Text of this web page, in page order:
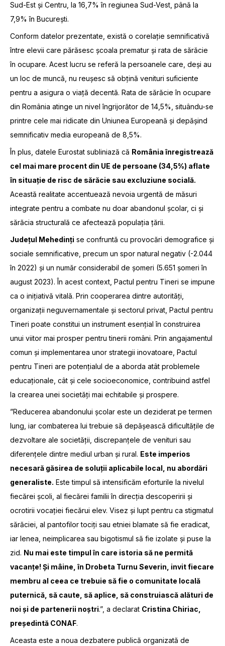
Sud-Est și Centru, la 16,7% în regiunea Sud-Vest, până la
7,9% în București.
Conform datelor prezentate, există o corelație semnificativă
între elevii care părăsesc școala prematur și rata de sărăcie
în ocupare. Acest lucru se referă la persoanele care, deși au
un loc de muncă, nu reușesc să obțină venituri suficiente
pentru a asigura o viață decentă. Rata de sărăcie în ocupare
din România atinge un nivel îngrijorător de 14,5%, situându-se
printre cele mai ridicate din Uniunea Europeană și depășind
semnificativ media europeană de 8,5%.
În plus, datele Eurostat subliniază că România înregistrează
cel mai mare procent din UE de persoane (34,5%) aflate
în situație de risc de sărăcie sau excluziune socială.
Această realitate accentuează nevoia urgentă de măsuri
integrate pentru a combate nu doar abandonul școlar, ci și
sărăcia structurală ce afectează populația țării.
Județul Mehedinți se confruntă cu provocări demografice și
sociale semnificative, precum un spor natural negativ (-2.044
în 2022) și un număr considerabil de șomeri (5.651 șomeri în
august 2023). În acest context, Pactul pentru Tineri se impune
ca o inițiativă vitală. Prin cooperarea dintre autorități,
organizații neguvernamentale și sectorul privat, Pactul pentru
Tineri poate constitui un instrument esențial în construirea
unui viitor mai prosper pentru tinerii români. Prin angajamentul
comun și implementarea unor strategii inovatoare, Pactul
pentru Tineri are potențialul de a aborda atât problemele
educaționale, cât și cele socioeconomice, contribuind astfel
la crearea unei societăți mai echitabile și prospere.
”Reducerea abandonului școlar este un deziderat pe termen
lung, iar combaterea lui trebuie să depășească dificultățile de
dezvoltare ale societății, discrepanțele de venituri sau
diferențele dintre mediul urban și rural. Este imperios
necesară găsirea de soluții aplicabile local, nu abordări
generaliste. Este timpul să intensificăm eforturile la nivelul
fiecărei școli, al fiecărei familii în direcția descoperirii și
ocrotirii vocației fiecărui elev. Visez și lupt pentru ca stigmatul
sărăciei, al pantofilor tociți sau etniei blamate să fie eradicat,
iar lenea, neimplicarea sau bigotismul să fie izolate și puse la
zid. Nu mai este timpul în care istoria să ne permită
vacanțe! Și mâine, în Drobeta Turnu Severin, invit fiecare
membru al ceea ce trebuie să fie o comunitate locală
puternică, să caute, să aplice, să construiască alături de
noi și de partenerii noștri.”, a declarat Cristina Chiriac,
președintă CONAF.
Aceasta este a noua dezbatere publică organizată de